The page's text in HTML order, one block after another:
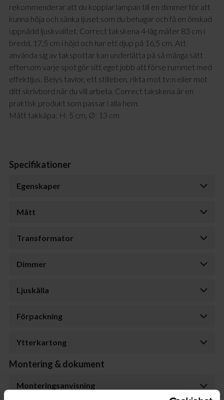
rekommenderar att du kopplar lampan till en dimmer för att
kunna höja och sänka ljuset som du behagar och få en önskad
uppnådd ljuskvalitet. Correct takskena 4-låg mäter 83 cm i
bredd, 17,5 cm i höjd och har ett djup på 16,5 cm. Att
använda sig av takspottar kan underlätta på så många sätt
eftersom varje spot gör sitt eget jobb att förse rummet med
effektljus. Belys tavlor, ett stilleben, rikta mot tv:n eller mot
ditt skrivbord när du vill arbeta. Correct takskena är en
praktisk produkt som passar i alla hem.
Mått takkåpa: H: 5 cm, Ø: 13 cm
Specifikationer
Egenskaper
Mått
Transformator
Dimmer
Ljuskälla
Förpackning
Ytterkartong
Montering & dokument
Monteringsanvisning